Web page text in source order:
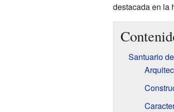
destacada en la
Santuario